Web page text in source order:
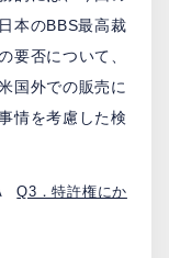
本のBBS最高裁
要否について、
国外での販売に
情を考慮した検
AQ3．特許権にか